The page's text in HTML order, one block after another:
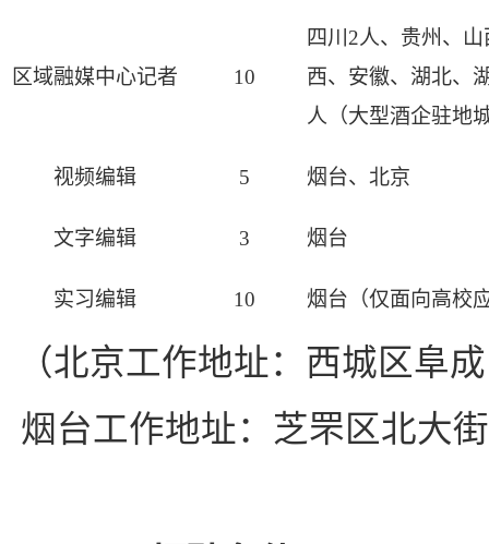
区域融媒中心记者 10
四川2人、贵州、
西、安徽、湖北、
人（大型酒企驻地
视频编辑 5 烟台、北京
文字编辑 3 烟台
实习编辑 10 烟台（仅面向高校
（北京工作地址：西城区阜
烟台工作地址：芝罘区北大街